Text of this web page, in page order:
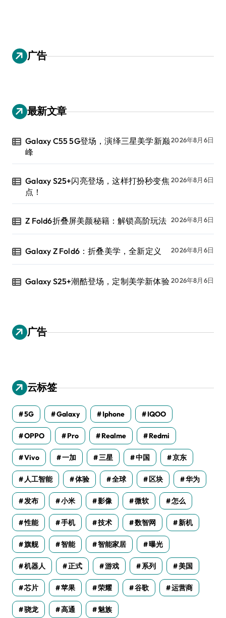
广告
最新文章
Galaxy C55 5G登场，演绎三星美学新巅
峰
2026年8月6日
Galaxy S25+闪亮登场，这样打扮秒变焦
点！
2026年8月6日
Z Fold6折叠屏美颜秘籍：解锁高阶玩法 2026年8月6日
Galaxy Z Fold6：折叠美学，全新定义 2026年8月6日
Galaxy S25+潮酷登场，定制美学新体验 2026年8月6日
广告
云标签
5G Galaxy Iphone IQOO
OPPO Pro Realme Redmi
Vivo 一加 三星 中国 京东
人工智能 体验 全球 区块 华为
发布 小米 影像 微软 怎么
性能 手机 技术 数智网 新机
旗舰 智能 智能家居 曝光
机器人 正式 游戏 系列 美国
芯片 苹果 荣耀 谷歌 运营商
骁龙 高通 魅族